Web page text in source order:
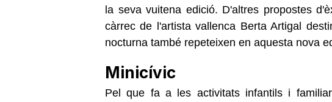
la seva vuitena edició. D'altres propostes
càrrec de l'artista vallenca Berta Artigal
nocturna també repeteixen en aquesta nova
Minicívic
Pel que fa a les activitats infantils i